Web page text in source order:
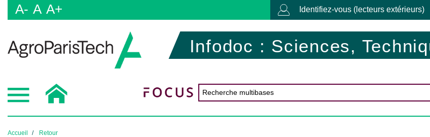
A- A A+ Identifiez-vous (lecteurs extérieurs)
Infodoc : Sciences,
Accueil Retour